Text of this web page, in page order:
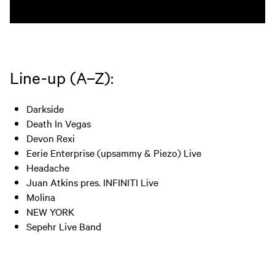
Line-up (A–Z):
Darkside
Death In Vegas
Devon Rexi
Eerie Enterprise (upsammy & Piezo) Live
Headache
Juan Atkins pres. INFINITI Live
Molina
NEW YORK
Sepehr Live Band